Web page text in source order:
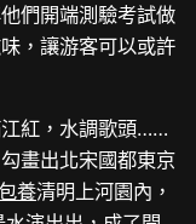
們開端測驗考試做
，讓游客可以或許
紅，水調歌頭……
畫出北宋國都東京
養清明上河園內，